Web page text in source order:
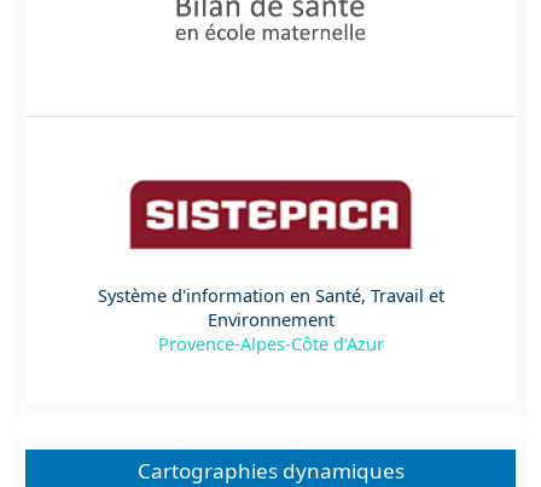
Système d'information en Santé, Travail et
Environnement
Provence-Alpes-Côte d'Azur
Cartographies dynamiques